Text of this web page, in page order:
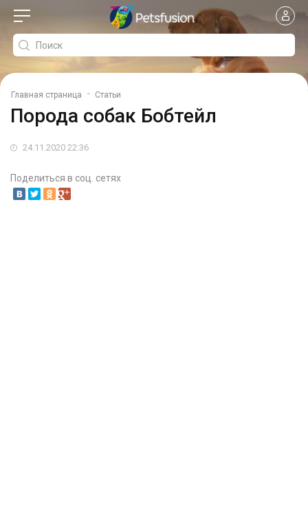
Главная страница - Статьи
Порода собак Бобтейл
24.11.2020 22:36
Поделиться в соц. сетях